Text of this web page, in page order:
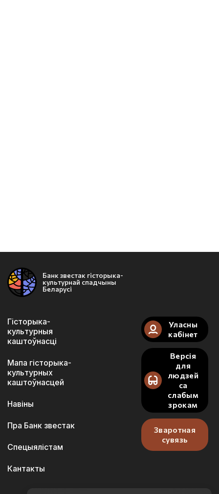
Банк звестак гісторыка-
культурнай спадчыны
Беларусі
Гісторыка-
культурныя
каштоўнасці
Мапа гісторыка-
культурных
каштоўнасцей
Навіны
Пра Банк звестак
Спецыялістам
Кантакты
Уласны
кабінет
Версія
для
людзей
са
слабым
зрокам
Зваротная
сувязь